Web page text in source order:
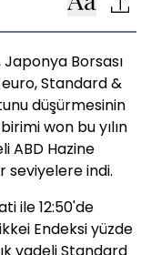
Borsası
Standard &
düşürmesinin
won bu yılın
ABD Hazine
seviyelere indi.
ile 12:50'de
Endeksi yüzde